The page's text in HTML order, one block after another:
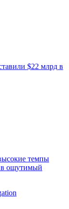
$22 млрд в
темпы
в ощутимый